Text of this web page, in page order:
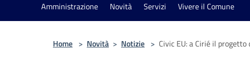
Amministrazione Novità Servizi Vivere il Comune
Home > Novità > Notizie > Civic EU: a Cirié il